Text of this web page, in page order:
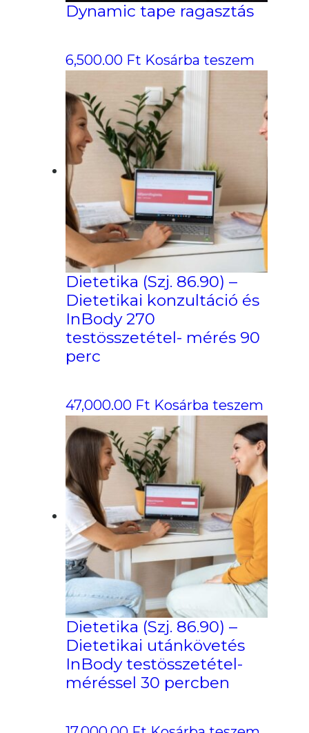
Dynamic tape ragasztás
6,500.00 Ft Kosárba teszem
Dietetika (Szj. 86.90) –
Dietetikai konzultáció és
InBody 270
testösszetétel- mérés 90
perc
47,000.00 Ft Kosárba teszem
Dietetika (Szj. 86.90) –
Dietetikai utánkövetés
InBody testösszetétel-
méréssel 30 percben